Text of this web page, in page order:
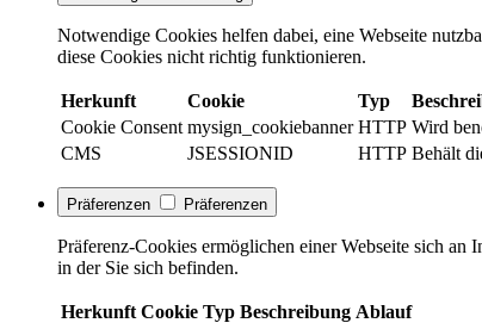
Notwendige Cookies helfen dabei, eine Webseite
diese Cookies nicht richtig funktionieren.
Herkunft Cookie Typ
Cookie Consent mysign_cookiebanner HTTP Wird
CMS
JSESSIONID HTTP Behält
Präferenzen Präferenzen
Präferenz-Cookies ermöglichen einer Webseite sich
in der Sie sich befinden.
Herkunft Cookie Typ Beschreibung Ablauf